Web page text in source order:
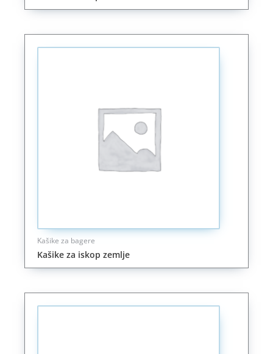
Kašike za bagere
Kašike za iskop zemlje